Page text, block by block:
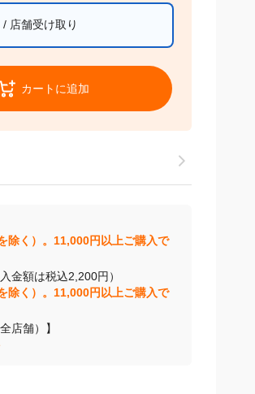
店舗受け取り
カートに追加
除く）。11,000円以上ご購入で
金額は税込2,200円）
除く）。11,000円以上ご購入で
店舗）】